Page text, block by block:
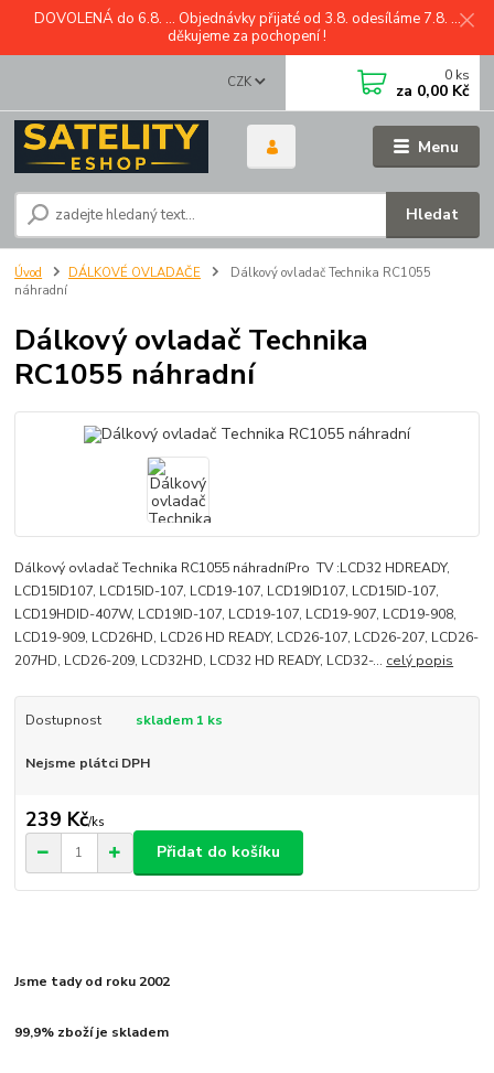
DOVOLENÁ do 6.8. ... Objednávky přijaté od 3.8. odesíláme 7.8. ...
děkujeme za pochopení !
Menu
CZK
Hledat
0 ks
za 0,00 Kč
Úvod DÁLKOVÉ OVLADAČE
Dálkový ovladač Technika RC1055
náhradní
Dálkový ovladač Technika
RC1055 náhradní
Dálkový ovladač Technika RC1055 náhradníPro TV :LCD32 HDREADY,
LCD15ID107, LCD15ID-107, LCD19-107, LCD19ID107, LCD15ID-107,
LCD19HDID-407W, LCD19ID-107, LCD19-107, LCD19-907, LCD19-908,
LCD19-909, LCD26HD, LCD26 HD READY, LCD26-107, LCD26-207, LCD26-
207HD, LCD26-209, LCD32HD, LCD32 HD READY, LCD32-... celý popis
Dostupnost skladem 1 ks
Nejsme plátci DPH
239 Kč/ks
Přidat do košíku
Jsme tady od roku 2002
99,9% zboží je skladem